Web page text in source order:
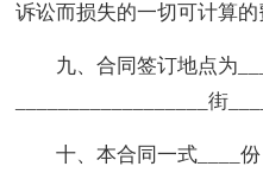
诉讼而损失的一切可计算的
九、合同签订地点为
__________________街
十、本合同一式____份